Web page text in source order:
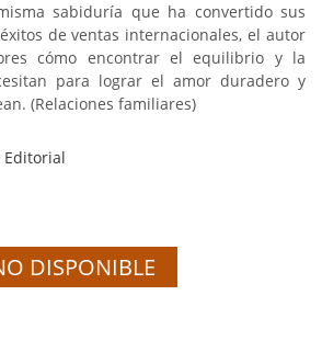
sabiduría que ha convertido sus
de ventas internacionales, el autor
cómo encontrar el equilibrio y la
para lograr el amor duradero y
(Relaciones familiares)
Editorial
DISPONIBLE